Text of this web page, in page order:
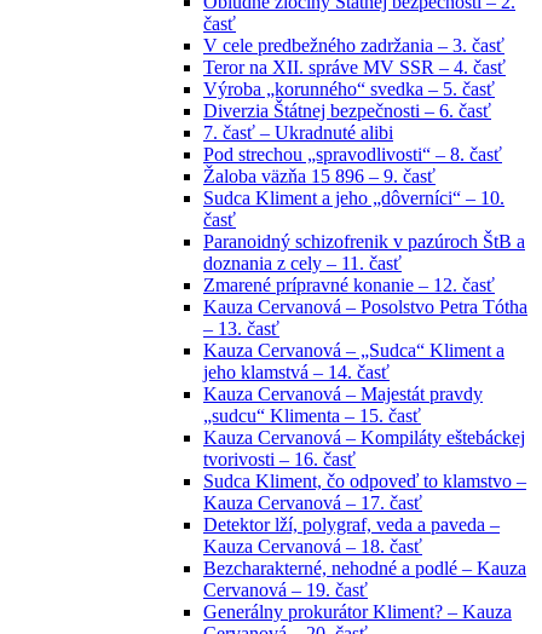
časť
V cele predbežného zadržania – 3. časť
Teror na XII. správe MV SSR – 4. časť
Výroba „korunného“ svedka – 5. časť
Diverzia Štátnej bezpečnosti – 6. časť
7. časť – Ukradnuté alibi
Pod strechou „spravodlivosti“ – 8. časť
Žaloba väzňa 15 896 – 9. časť
Sudca Kliment a jeho „dôverníci“ – 10.
časť
Paranoidný schizofrenik v pazúroch ŠtB a
doznania z cely – 11. časť
Zmarené prípravné konanie – 12. časť
Kauza Cervanová – Posolstvo Petra Tótha
– 13. časť
Kauza Cervanová – „Sudca“ Kliment a
jeho klamstvá – 14. časť
Kauza Cervanová – Majestát pravdy
„sudcu“ Klimenta – 15. časť
Kauza Cervanová – Kompiláty eštebáckej
tvorivosti – 16. časť
Sudca Kliment, čo odpoveď to klamstvo –
Kauza Cervanová – 17. časť
Detektor lží, polygraf, veda a paveda –
Kauza Cervanová – 18. časť
Bezcharakterné, nehodné a podlé – Kauza
Cervanová – 19. časť
Generálny prokurátor Kliment? – Kauza